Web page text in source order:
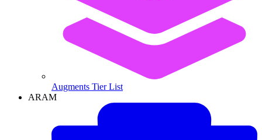
Augments Tier List
ARAM